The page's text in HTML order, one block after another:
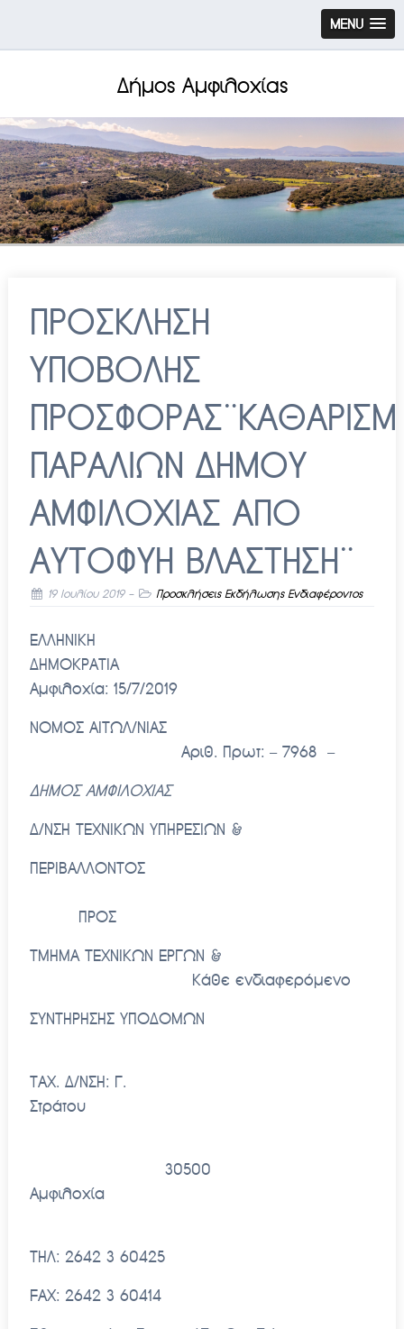
MENU
Δήμος Αμφιλοχίας
ΠΡΟΣΚΛΗΣΗ
ΥΠΟΒΟΛΗΣ
ΠΑΡΑΛΙΩΝ ΔΗΜΟΥ
ΑΜΦΙΛΟΧΙΑΣ ΑΠΟ
ΑΥΤΟΦΥΗ ΒΛΑΣΤΗΣΗ¨
19 Ιουλίου 2019- Προσκλήσεις Εκδήλωσης Ενδιαφέροντος
ΕΛΛΗΝΙΚΗ
ΔΗΜΟΚΡΑΤΙΑ
Αμφιλοχία: 15/7/2019
ΝΟΜΟΣ ΑΙΤΩΛ/ΝΙΑΣ
Αριθ. Πρωτ: – 7968 –
ΔΗΜΟΣ ΑΜΦΙΛΟΧΙΑΣ
Δ/ΝΣΗ ΤΕΧΝΙΚΩΝ ΥΠΗΡΕΣΙΩΝ &
ΠΕΡΙΒΑΛΛΟΝΤΟΣ
ΠΡΟΣ
ΤΜΗΜΑ ΤΕΧΝΙΚΩΝ ΕΡΓΩΝ &
Κάθε ενδιαφερόμενο
ΣΥΝΤΗΡΗΣΗΣ ΥΠΟΔΟΜΩΝ
ΤΑΧ. Δ/ΝΣΗ: Γ.
Στράτου
30500
Αμφιλοχία
ΤΗΛ: 2642 3 60425
FAX: 2642 3 60414